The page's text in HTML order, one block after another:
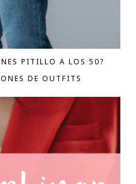
PITILLO A LOS 50?
DE OUTFITS